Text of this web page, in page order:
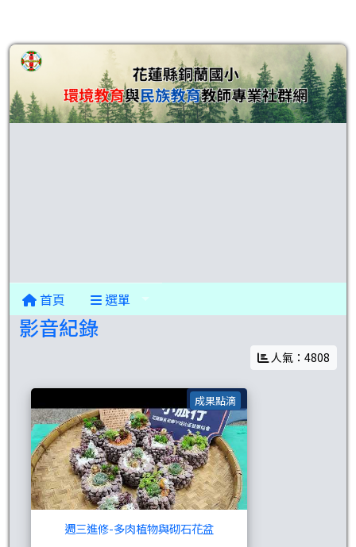
首頁 選單
影音紀錄
人氣：4808
成果點滴 週三進修-多肉植
週三進修-多肉植物與砌石花盆